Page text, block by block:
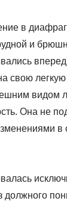
в
и
свою легкую
видом
Она не
в
должного